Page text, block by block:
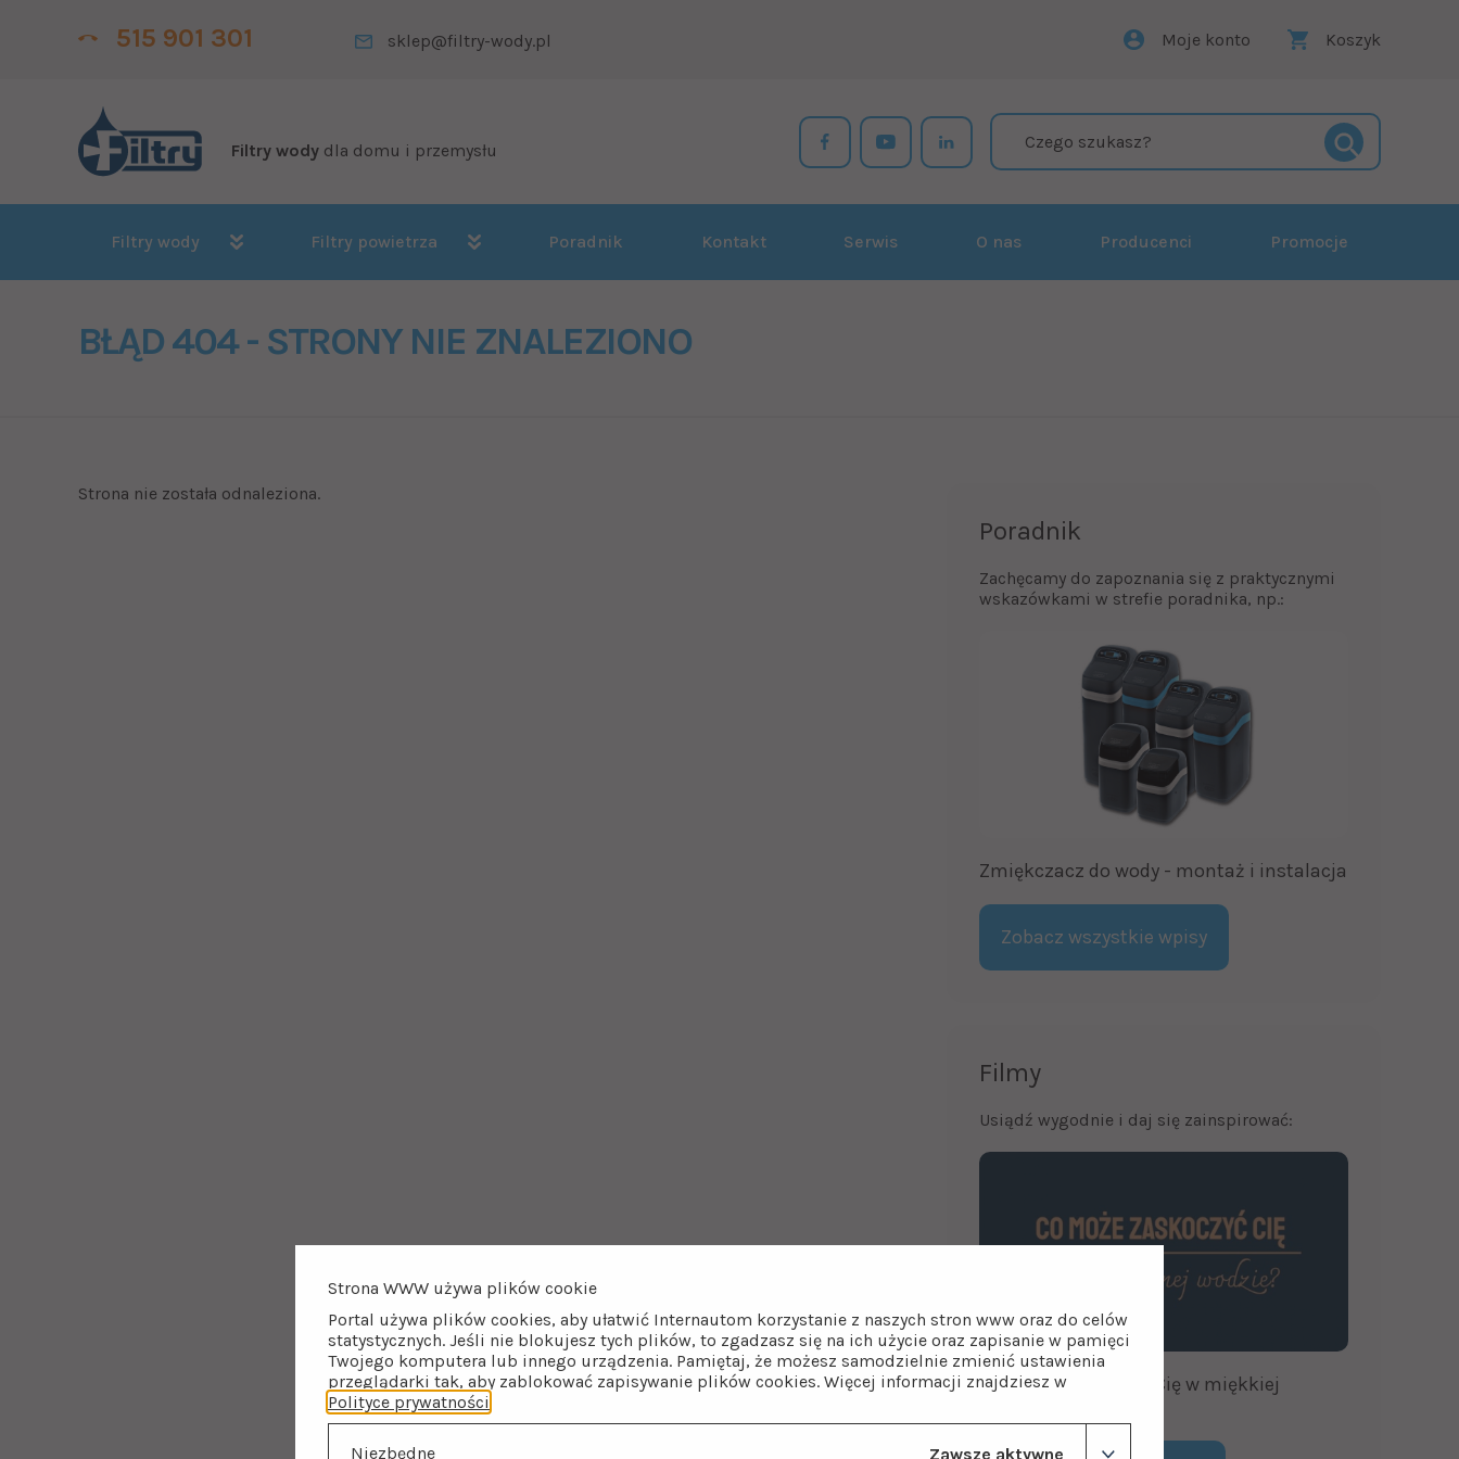
515 901 301 sklep@filtry-wody.pl Moje konto Koszyk
Filtry wody dla domu i przemysłu
Filtry wody Filtry powietrza Poradnik Kontakt Serwis O nas Producenci Promocje
BŁĄD 404 - STRONY NIE ZNALEZIONO
Strona nie została odnaleziona.
Poradnik
Zachęcamy do zapoznania się z praktycznymi
wskazówkami w strefie poradnika, np.:
Zmiękczacz do wody - montaż i instalacja
Zobacz wszystkie wpisy
Filmy
Usiądź wygodnie i daj się zainspirować:
Co może zaskoczyć Cię w miękkiej
Strona WWW używa plików cookie
Portal używa plików cookies, aby ułatwić Internautom korzystanie z naszych stron www oraz do celów
statystycznych. Jeśli nie blokujesz tych plików, to zgadzasz się na ich użycie oraz zapisanie w pamięci
Twojego komputera lub innego urządzenia. Pamiętaj, że możesz samodzielnie zmienić ustawienia
przeglądarki tak, aby zablokować zapisywanie plików cookies. Więcej informacji znajdziesz w
Polityce prywatności
Niezbędne Zawsze aktywne